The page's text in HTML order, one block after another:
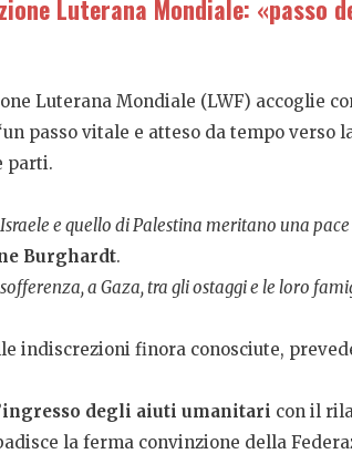
Luterana Mondiale:
Luterana Mondiale (LWF) accoglie
passo vitale e atteso da tempo
parti.
e quello di Palestina meritano una
Burghardt.
a Gaza, tra gli ostaggi e le loro
indiscrezioni finora conosciute,
degli aiuti umanitari con il
la ferma convinzione della